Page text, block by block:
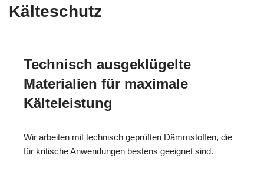
Kälteschutz
Technisch ausgeklügelte
Materialien für maximale
Kälteleistung
Wir arbeiten mit technisch geprüften Dämmstoffen, die
für kritische Anwendungen bestens geeignet sind.